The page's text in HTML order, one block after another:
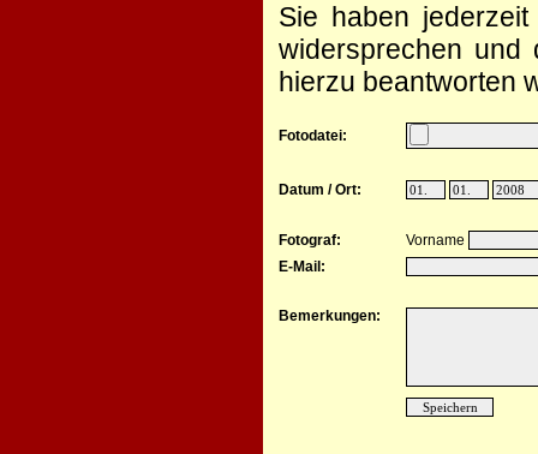
Sie haben
widersprechen
hierzu beantworten
Fotodatei:
Datum / Ort:
Fotograf:
Vorname
E-Mail:
Bemerkungen: